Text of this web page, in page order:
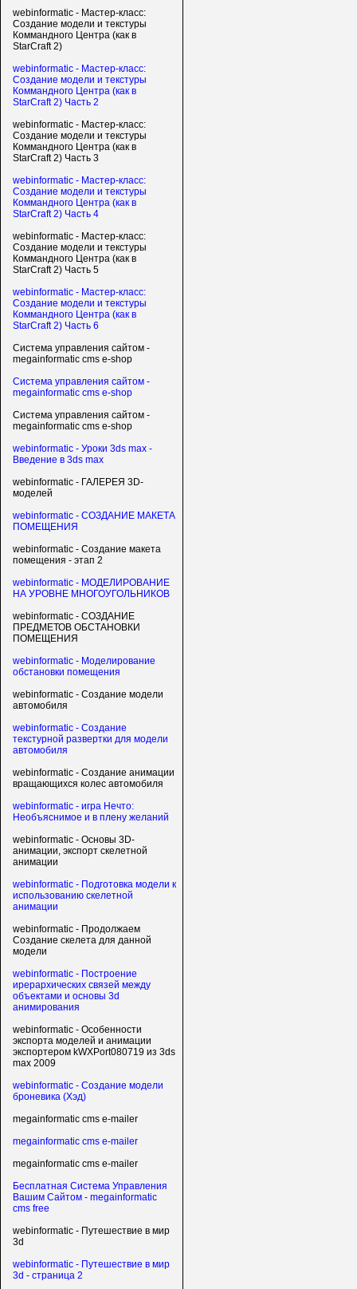
webinformatic - Мастер-класс:
Создание модели и текстуры
Коммандного Центра (как в
StarCraft 2)
webinformatic - Мастер-класс:
Создание модели и текстуры
Коммандного Центра (как в
StarCraft 2) Часть 2
webinformatic - Мастер-класс:
Создание модели и текстуры
Коммандного Центра (как в
StarCraft 2) Часть 3
webinformatic - Мастер-класс:
Создание модели и текстуры
Коммандного Центра (как в
StarCraft 2) Часть 4
webinformatic - Мастер-класс:
Создание модели и текстуры
Коммандного Центра (как в
StarCraft 2) Часть 5
webinformatic - Мастер-класс:
Создание модели и текстуры
Коммандного Центра (как в
StarCraft 2) Часть 6
Система управления сайтом -
megainformatic cms e-shop
Система управления сайтом -
megainformatic cms e-shop
Система управления сайтом -
megainformatic cms e-shop
webinformatic - Уроки 3ds max -
Введение в 3ds max
webinformatic - ГАЛЕРЕЯ 3D-
моделей
webinformatic - СОЗДАНИЕ МАКЕТА
ПОМЕЩЕНИЯ
webinformatic - Создание макета
помещения - этап 2
webinformatic - МОДЕЛИРОВАНИЕ
НА УРОВНЕ МНОГОУГОЛЬНИКОВ
webinformatic - СОЗДАНИЕ
ПРЕДМЕТОВ ОБСТАНОВКИ
ПОМЕЩЕНИЯ
webinformatic - Моделирование
обстановки помещения
webinformatic - Создание модели
автомобиля
webinformatic - Создание
текстурной развертки для модели
автомобиля
webinformatic - Создание анимации
вращающихся колес автомобиля
webinformatic - игра Нечто:
Необъяснимое и в плену желаний
webinformatic - Основы 3D-
анимации, экспорт скелетной
анимации
webinformatic - Подготовка модели к
использованию скелетной
анимации
webinformatic - Продолжаем
Создание скелета для данной
модели
webinformatic - Построение
ирерархических связей между
объектами и основы 3d
анимирования
webinformatic - Особенности
экспорта моделей и анимации
экспортером kWXPort080719 из 3ds
max 2009
webinformatic - Создание модели
броневика (Хэд)
megainformatic cms e-mailer
megainformatic cms e-mailer
megainformatic cms e-mailer
Бесплатная Система Управления
Вашим Сайтом - megainformatic
cms free
webinformatic - Путешествие в мир
3d
webinformatic - Путешествие в мир
3d - страница 2